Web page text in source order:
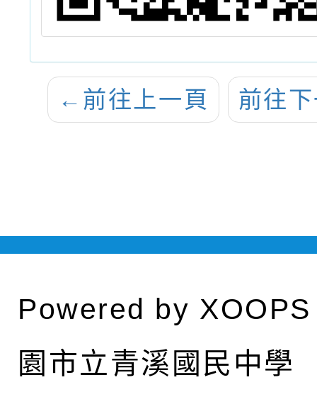
← 前往上一頁 前往
Powered by XOOPS
園市立青溪國民中學